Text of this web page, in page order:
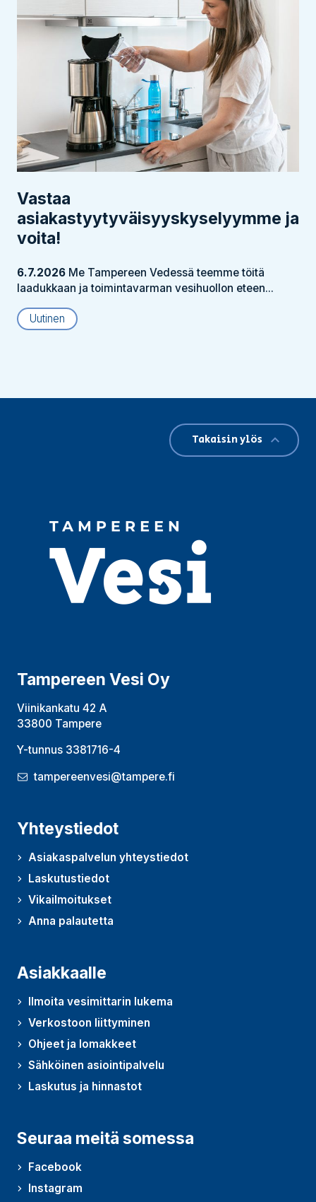
Vastaa
asiakastyytyväisyyskyselyymme ja
voita!
6.7.2026 Me Tampereen Vedessä teemme töitä
laadukkaan ja toimintavarman vesihuollon eteen...
Uutinen
Tampereen Vesi Oy
Viinikankatu 42 A
33800 Tampere
Y-tunnus 3381716-4
tampereenvesi@tampere.fi
Yhteystiedot
Asiakaspalvelun yhteystiedot
Laskutustiedot
Vikailmoitukset
Anna palautetta
(Avautuu uudessa ikkunassa)
Asiakkaalle
Ilmoita vesimittarin lukema
Verkostoon liittyminen
Ohjeet ja lomakkeet
Sähköinen asiointipalvelu
Laskutus ja hinnastot
Seuraa meitä somessa
Facebook
Instagram
Takaisin ylös